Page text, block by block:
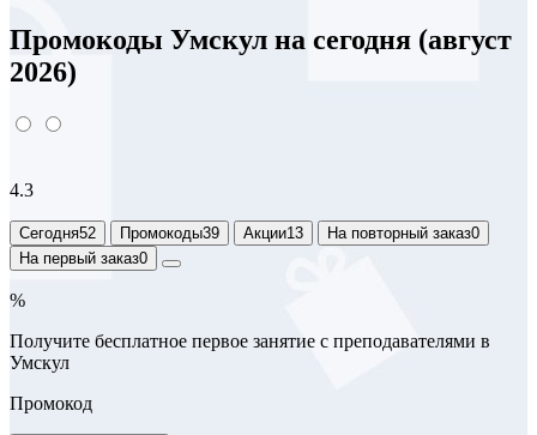
Промокоды Умскул на сегодня (август
2026)
4.3
Сегодня52 Промокоды39 Акции13 На повторный заказ0
На первый заказ0
%
Получите бесплатное первое занятие с преподавателями в
Умскул
Промокод